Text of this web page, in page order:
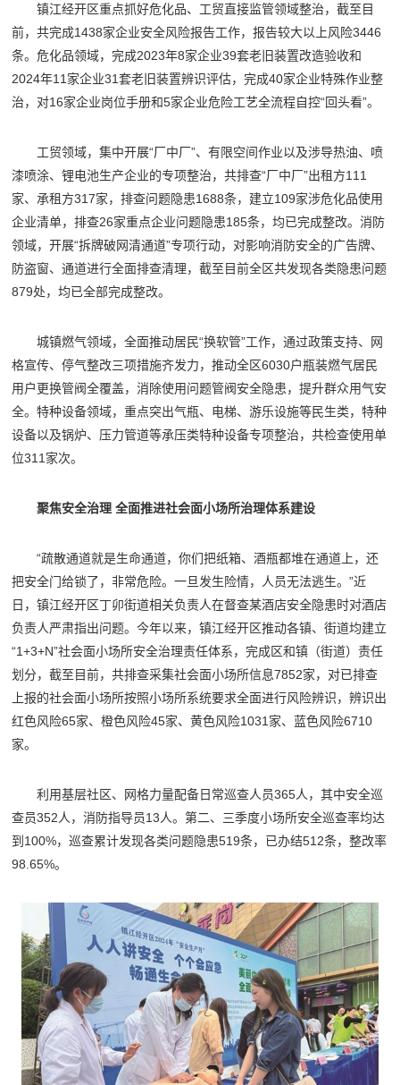
镇江经开区重点抓好危化品、工贸直接监管领域整治，截至目
前，共完成1438家企业安全风险报告工作，报告较大以上风险3446
条。危化品领域，完成2023年8家企业39套老旧装置改造验收和
2024年11家企业31套老旧装置辨识评估，完成40家企业特殊作业整
治，对16家企业岗位手册和5家企业危险工艺全流程自控“回头看”。
工贸领域，集中开展“厂中厂”、有限空间作业以及涉导热油、喷
漆喷涂、锂电池生产企业的专项整治，共排查“厂中厂”出租方111
家、承租方317家，排查问题隐患1688条，建立109家涉危化品使用
企业清单，排查26家重点企业问题隐患185条，均已完成整改。消防
领域，开展“拆牌破网清通道”专项行动，对影响消防安全的广告牌、
防盗窗、通道进行全面排查清理，截至目前全区共发现各类隐患问题
879处，均已全部完成整改。
城镇燃气领域，全面推动居民“换软管”工作，通过政策支持、网
格宣传、停气整改三项措施齐发力，推动全区6030户瓶装燃气居民
用户更换管阀全覆盖，消除使用问题管阀安全隐患，提升群众用气安
全。特种设备领域，重点突出气瓶、电梯、游乐设施等民生类，特种
设备以及锅炉、压力管道等承压类特种设备专项整治，共检查使用单
位311家次。
聚焦安全治理 全面推进社会面小场所治理体系建设
“疏散通道就是生命通道，你们把纸箱、酒瓶都堆在通道上，还
把安全门给锁了，非常危险。一旦发生险情，人员无法逃生。”近
日，镇江经开区丁卯街道相关负责人在督查某酒店安全隐患时对酒店
负责人严肃指出问题。今年以来，镇江经开区推动各镇、街道均建立
“1+3+N”社会面小场所安全治理责任体系，完成区和镇（街道）责任
划分，截至目前，共排查采集社会面小场所信息7852家，对已排查
上报的社会面小场所按照小场所系统要求全面进行风险辨识，辨识出
红色风险65家、橙色风险45家、黄色风险1031家、蓝色风险6710
家。
利用基层社区、网格力量配备日常巡查人员365人，其中安全巡
查员352人，消防指导员13人。第二、三季度小场所安全巡查率均达
到100%，巡查累计发现各类问题隐患519条，已办结512条，整改率
98.65%。